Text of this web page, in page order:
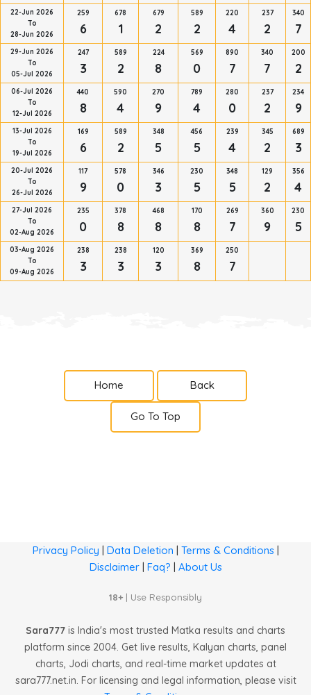
22-Jun 2026
To
28-Jun 2026
259
6
678
1
679
2
589
2
220
4
237
2
340
7
29-Jun 2026
To
05-Jul 2026
247
3
589
2
224
8
569
0
890
7
340
7
200
2
06-Jul 2026
To
12-Jul 2026
440
8
590
4
270
9
789
4
280
0
237
2
234
9
13-Jul 2026
To
19-Jul 2026
169
6
589
2
348
5
456
5
239
4
345
2
689
3
20-Jul 2026
To
26-Jul 2026
117
9
578
0
346
3
230
5
348
5
129
2
356
4
27-Jul 2026
To
02-Aug 2026
235
0
378
8
468
8
170
8
269
7
360
9
230
5
03-Aug 2026
To
09-Aug 2026
238
3
238
3
120
3
369
8
250
7
Home Back
Go To Top
Privacy Policy | Data Deletion | Terms & Conditions|
Disclaimer| Faq? | About Us
18+ | Use Responsibly
Sara777 is India's most trusted Matka results and charts
platform since 2004. Get live results, Kalyan charts, panel
charts, Jodi charts, and real-time market updates at
sara777.net.in. For licensing and legal information, please visit